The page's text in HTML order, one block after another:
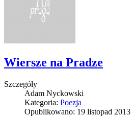
Wiersze na Pradze
Szczegóły
Adam Nyckowski
Kategoria: Poezja
Opublikowano: 19 listopad 2013